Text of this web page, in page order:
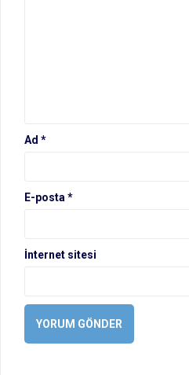
Ad *
E-posta *
İnternet sitesi